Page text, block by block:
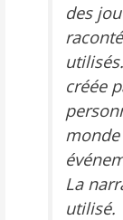
des
créée
La
utilisé.